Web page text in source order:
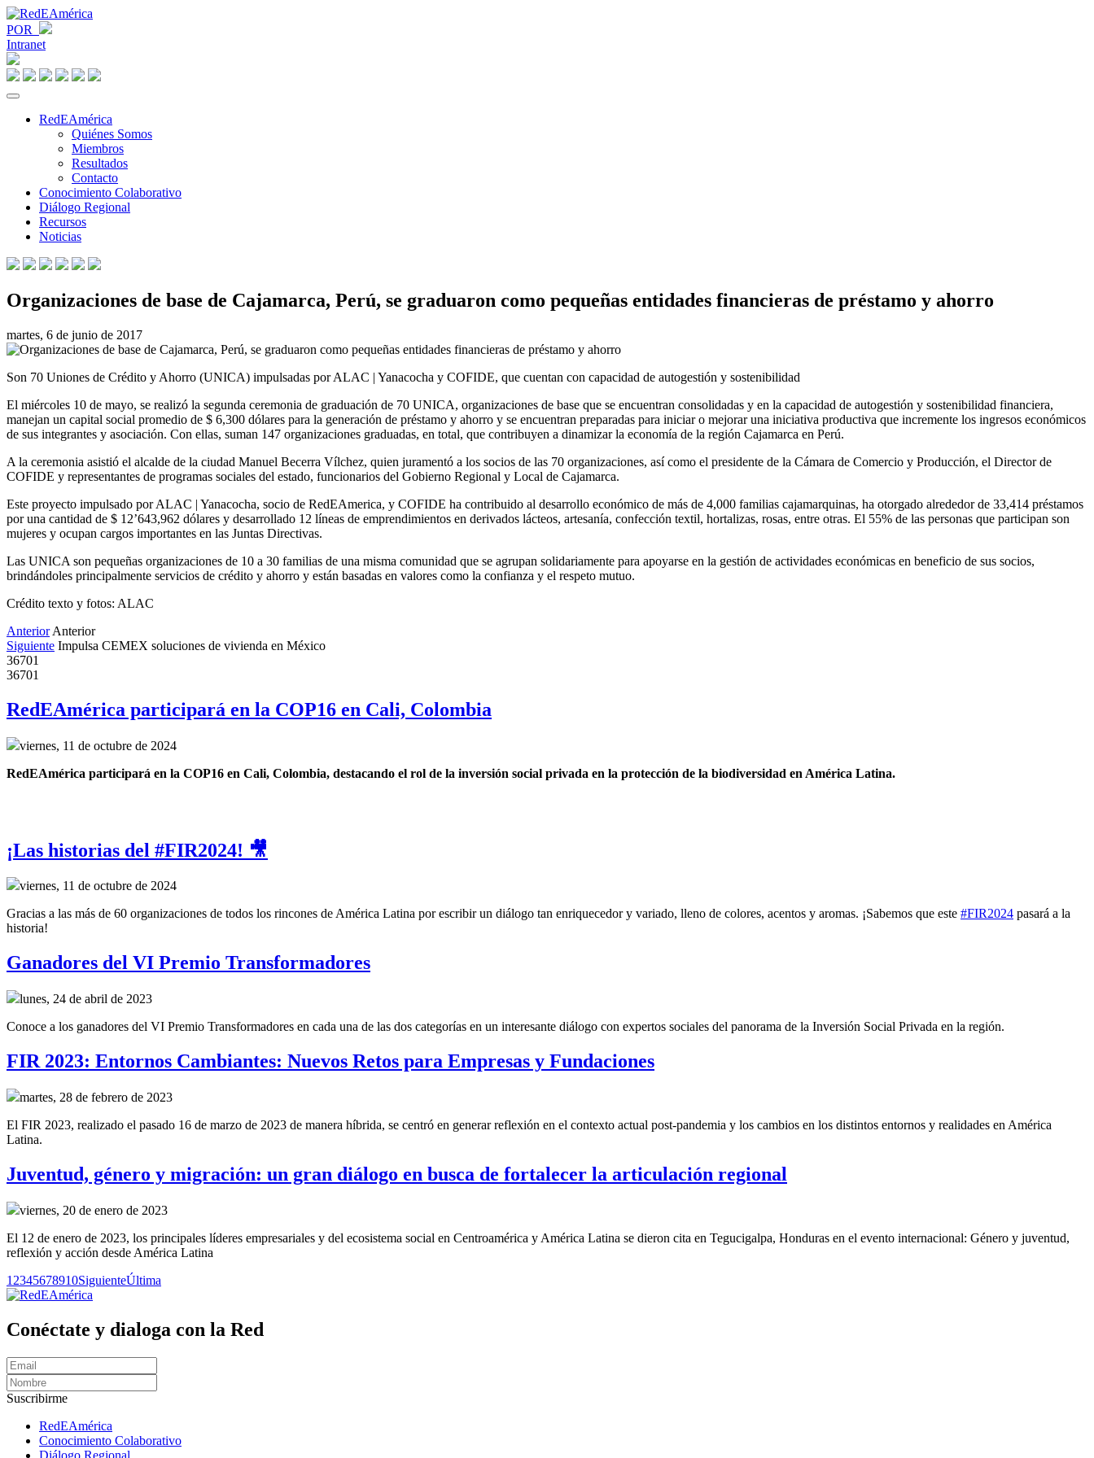
POR
Intranet
RedEAmérica
Quiénes Somos
Miembros
Resultados
Contacto
Conocimiento Colaborativo
Diálogo Regional
Recursos
Noticias
Organizaciones de base de Cajamarca, Perú, se graduaron como pequeñas entidades financieras de préstamo y ahorro
martes, 6 de junio de 2017
Son 70 Uniones de Crédito y Ahorro (UNICA) impulsadas por ALAC | Yanacocha y COFIDE, que cuentan con capacidad de autogestión y sostenibilidad
El miércoles 10 de mayo, se realizó la segunda ceremonia de graduación de 70 UNICA, organizaciones de base que se encuentran consolidadas y en la capacidad de autogestión y sostenibilidad financiera,
manejan un capital social promedio de $ 6,300 dólares para la generación de préstamo y ahorro y se encuentran preparadas para iniciar o mejorar una iniciativa productiva que incremente los ingresos económicos
de sus integrantes y asociación. Con ellas, suman 147 organizaciones graduadas, en total, que contribuyen a dinamizar la economía de la región Cajamarca en Perú.
A la ceremonia asistió el alcalde de la ciudad Manuel Becerra Vílchez, quien juramentó a los socios de las 70 organizaciones, así como el presidente de la Cámara de Comercio y Producción, el Director de
COFIDE y representantes de programas sociales del estado, funcionarios del Gobierno Regional y Local de Cajamarca.
Este proyecto impulsado por ALAC | Yanacocha, socio de RedEAmerica, y COFIDE ha contribuido al desarrollo económico de más de 4,000 familias cajamarquinas, ha otorgado alrededor de 33,414 préstamos
por una cantidad de $ 12’643,962 dólares y desarrollado 12 líneas de emprendimientos en derivados lácteos, artesanía, confección textil, hortalizas, rosas, entre otras. El 55% de las personas que participan son
mujeres y ocupan cargos importantes en las Juntas Directivas.
Las UNICA son pequeñas organizaciones de 10 a 30 familias de una misma comunidad que se agrupan solidariamente para apoyarse en la gestión de actividades económicas en beneficio de sus socios,
brindándoles principalmente servicios de crédito y ahorro y están basadas en valores como la confianza y el respeto mutuo.
Crédito texto y fotos: ALAC
Anterior Anterior
Siguiente Impulsa CEMEX soluciones de vivienda en México
36701
36701
RedEAmérica participará en la COP16 en Cali, Colombia
viernes, 11 de octubre de 2024
RedEAmérica participará en la COP16 en Cali, Colombia, destacando el rol de la inversión social privada en la protección de la biodiversidad en América Latina.
¡Las historias del #FIR2024! 🎥
viernes, 11 de octubre de 2024
Gracias a las más de 60 organizaciones de todos los rincones de América Latina por escribir un diálogo tan enriquecedor y variado, lleno de colores, acentos y aromas. ¡Sabemos que este #FIR2024 pasará a la
historia!
Ganadores del VI Premio Transformadores
lunes, 24 de abril de 2023
Conoce a los ganadores del VI Premio Transformadores en cada una de las dos categorías en un interesante diálogo con expertos sociales del panorama de la Inversión Social Privada en la región.
FIR 2023: Entornos Cambiantes: Nuevos Retos para Empresas y Fundaciones
martes, 28 de febrero de 2023
El FIR 2023, realizado el pasado 16 de marzo de 2023 de manera híbrida, se centró en generar reflexión en el contexto actual post-pandemia y los cambios en los distintos entornos y realidades en América
Latina.
Juventud, género y migración: un gran diálogo en busca de fortalecer la articulación regional
viernes, 20 de enero de 2023
El 12 de enero de 2023, los principales líderes empresariales y del ecosistema social en Centroamérica y América Latina se dieron cita en Tegucigalpa, Honduras en el evento internacional: Género y juventud,
reflexión y acción desde América Latina
1 2345678910SiguienteÚltima
Conéctate y dialoga con la Red
Suscribirme
RedEAmérica
Conocimiento Colaborativo
Diálogo Regional